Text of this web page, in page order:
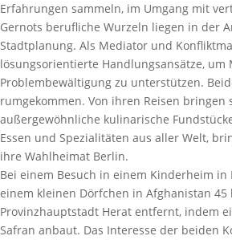
Erfahrungen sammeln, im Umgang mit
Gernots berufliche Wurzeln liegen in der
Stadtplanung. Als Mediator und
lösungsorientierte Handlungsansätze, um
Problembewältigung zu unterstützen.
rumgekommen. Von ihren Reisen bringen
außergewöhnliche kulinarische
Essen und Spezialitäten aus aller Welt,
ihre Wahlheimat Berlin.
Bei einem Besuch in einem Kinderheim
einem kleinen Dörfchen in Afghanistan 45
Provinzhauptstadt Herat entfernt, indem
Safran anbaut. Das Interesse der beiden